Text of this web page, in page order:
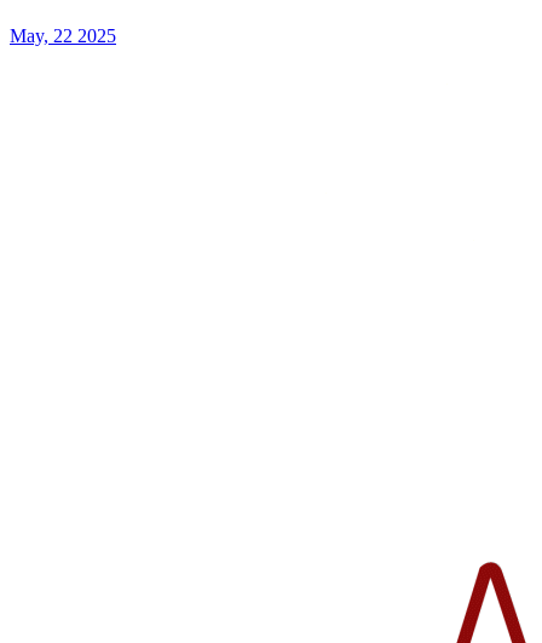
May, 22 2025